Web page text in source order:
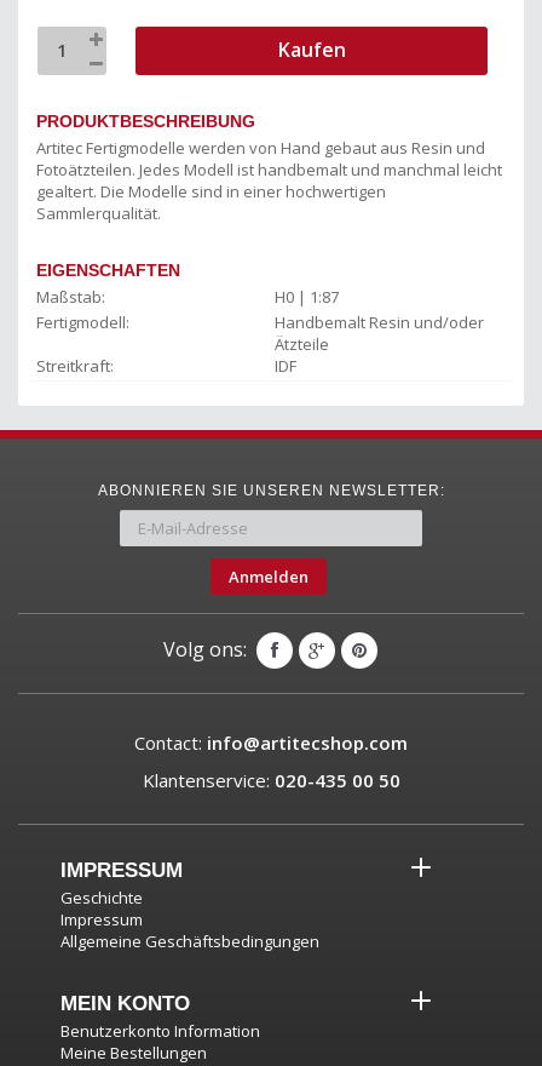
Kaufen
PRODUKTBESCHREIBUNG
Artitec Fertigmodelle werden von Hand gebaut aus Resin und
Fotoätzteilen. Jedes Modell ist handbemalt und manchmal leicht
gealtert. Die Modelle sind in einer hochwertigen
Sammlerqualität.
EIGENSCHAFTEN
Maßstab:
H0 | 1:87
Fertigmodell:
Handbemalt Resin und/oder
Ätzteile
Streitkraft:
IDF
ABONNIEREN SIE UNSEREN NEWSLETTER:
Anmelden
Volg ons:
Contact: info@artitecshop.com
Klantenservice: 020-435 00 50
IMPRESSUM
Geschichte
Impressum
Allgemeine Geschäftsbedingungen
MEIN KONTO
Benutzerkonto Information
Meine Bestellungen